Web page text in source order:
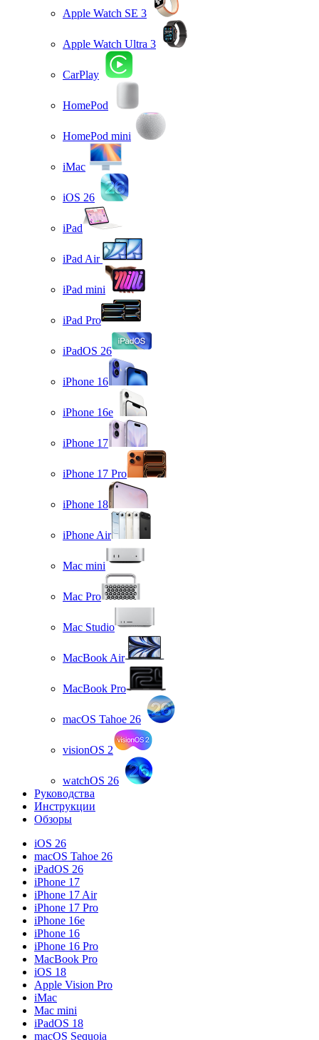
Apple Watch SE 3
Apple Watch Ultra 3
CarPlay
HomePod
HomePod mini
iMac
iOS 26
iPad
iPad Air
iPad mini
iPad Pro
iPadOS 26
iPhone 16
iPhone 16e
iPhone 17
iPhone 17 Pro
iPhone 18
iPhone Air
Mac mini
Mac Pro
Mac Studio
MacBook Air
MacBook Pro
macOS Tahoe 26
visionOS 2
watchOS 26
Руководства
Инструкции
Обзоры
iOS 26
macOS Tahoe 26
iPadOS 26
iPhone 17
iPhone 17 Air
iPhone 17 Pro
iPhone 16e
iPhone 16
iPhone 16 Pro
MacBook Pro
iOS 18
Apple Vision Pro
iMac
Mac mini
iPadOS 18
macOS Sequoia